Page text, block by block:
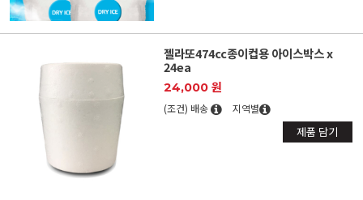
젤라또474cc종이컵용 아이스박스 x
24ea
24,000 원
(조건) 배송 지역별
제품 담기